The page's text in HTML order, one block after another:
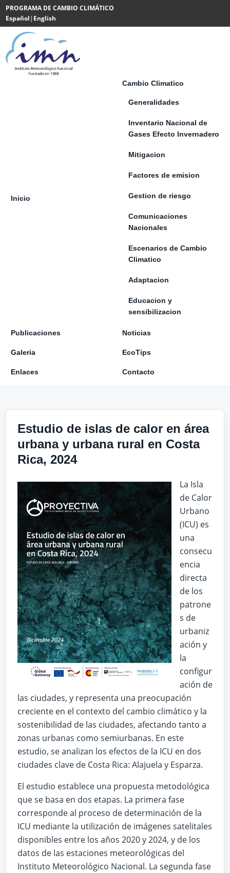
Saltar al contenido
PROGRAMA DE CAMBIO CLIMÁTICO
Español| English
Powered
by
Translate
Inicio
Cambio Climatico
Generalidades
Inventario Nacional de
Gases Efecto Invernadero
Mitigacion
Factores de emision
Gestion de riesgo
Comunicaciones
Nacionales
Escenarios de Cambio
Climatico
Adaptacion
Educacion y
sensibilizacion
Publicaciones Noticias
Galeria EcoTips
Enlaces Contacto
Estudio de islas de calor en área
urbana y urbana rural en Costa
Rica, 2024
La Isla
de Calor
Urbano
(ICU) es
una
consecu
encia
directa
de los
patrone
s de
urbaniz
ación y
la
configur
ación de
las ciudades, y representa una preocupación
creciente en el contexto del cambio climático y la
sostenibilidad de las ciudades, afectando tanto a
zonas urbanas como semiurbanas. En este
estudio, se analizan los efectos de la ICU en dos
ciudades clave de Costa Rica: Alajuela y Esparza.
El estudio establece una propuesta metodológica
que se basa en dos etapas. La primera fase
corresponde al proceso de determinación de la
ICU mediante la utilización de imágenes satelitales
disponibles entre los años 2020 y 2024, y de los
datos de las estaciones meteorológicas del
Instituto Meteorológico Nacional. La segunda fase